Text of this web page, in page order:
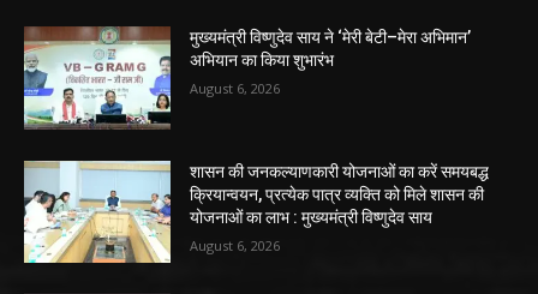
मुख्यमंत्री विष्णुदेव साय ने ‘मेरी बेटी–मेरा अभिमान’
अभियान का किया शुभारंभ
August 6, 2026
शासन की जनकल्याणकारी योजनाओं का करें समयबद्ध
क्रियान्वयन, प्रत्येक पात्र व्यक्ति को मिले शासन की
योजनाओं का लाभ : मुख्यमंत्री विष्णुदेव साय
August 6, 2026